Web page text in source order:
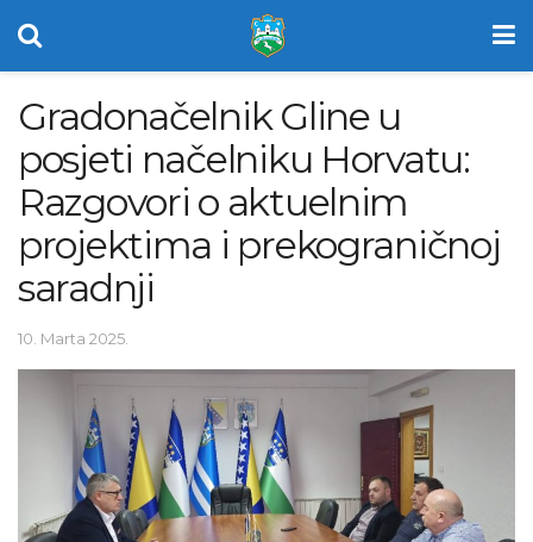
Gradonačelnik Gline u
posjeti načelniku Horvatu:
Razgovori o aktuelnim
projektima i prekograničnoj
saradnji
10. Marta 2025.